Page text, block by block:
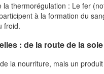
thermorégulation : Le fer
à la formation du
froid.
: de la route de la
la nourriture, mais un